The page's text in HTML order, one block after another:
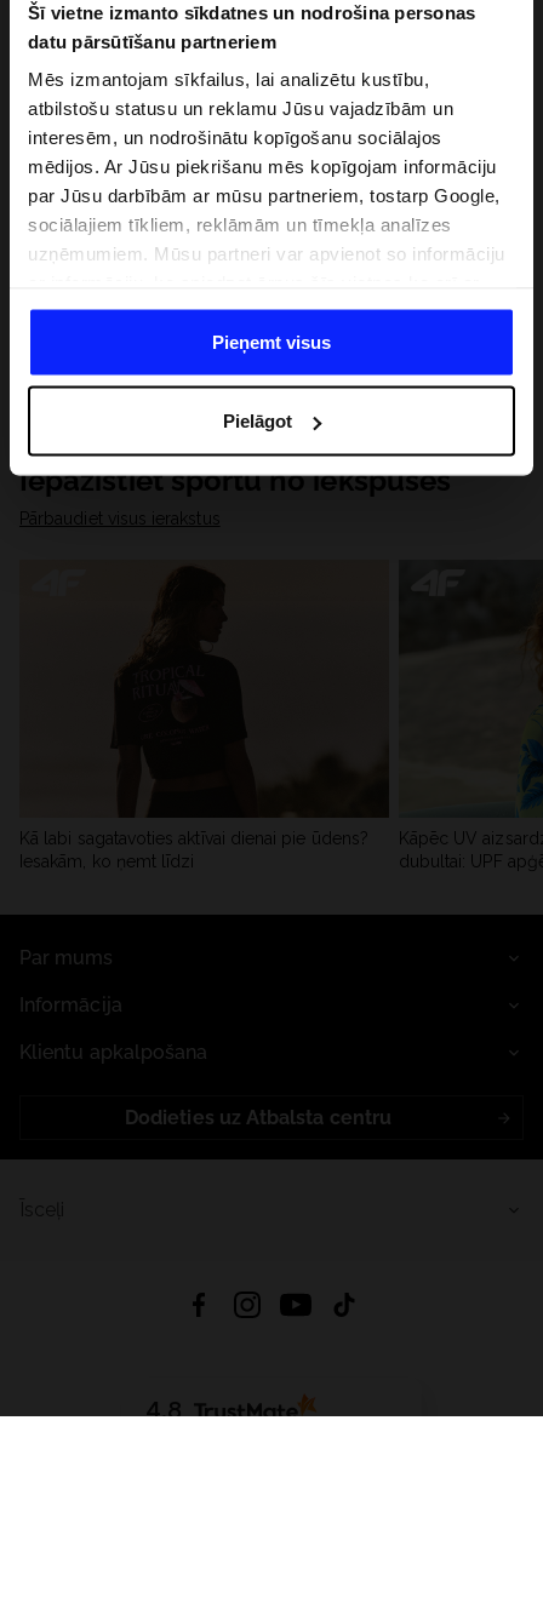
Šī vietne izmanto sīkdatnes un nodrošina personas
datu pārsūtīšanu partneriem
Mēs izmantojam sīkfailus, lai analizētu kustību,
atbilstošu statusu un reklamu Jūsu vajadzībām un
interesēm, un nodrošinātu kopīgošanu sociālajos
mēdijos. Ar Jūsu piekrišanu mēs kopīgojam informāciju
par Jūsu darbībām ar mūsu partneriem, tostarp Google,
sociālajiem tīkliem, reklāmām un tīmekļa analīzes
uzņēmumiem. Mūsu partneri var apvienot so informāciju
datiem, ko viņi iegūst, izmantojot viņu pakalpojumus. Ar
Jūsu atļauju, mēs varam pārsūtīt Jūsu personas datus
saviem partneriem, lai uzlabotu veidu, kadā tiek rādīta
saturu un uzlabotu mūsu partneru piedāvātos risinajumus
( piem. socialos tīklus). Detalizētu informāciju var atrast
mūsu Privātuma politikā un sadaļā "Detaļas".
Pieņemt visus
Pielāgot
Iepazīstiet sportu no iekšpuses
Pārbaudiet visus ierakstus
Kā labi sagatavoties aktīvai dienai pie ūdens?
Iesakām, ko ņemt līdzi
Kāpēc UV
dubultai: UPF
Par mums
Informācija
Klientu apkalpošana
Dodieties uz Atbalsta centru
4.8